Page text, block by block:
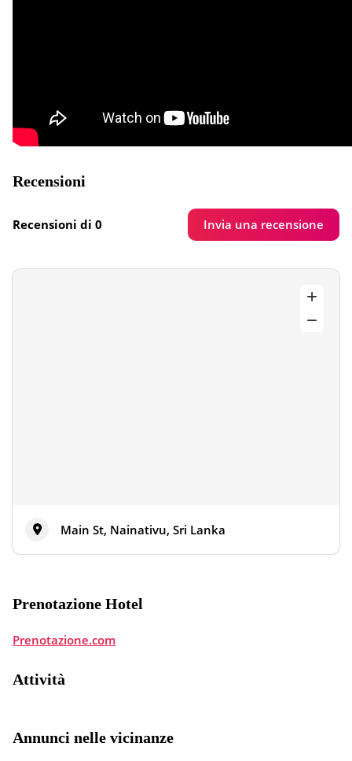
Recensioni
Recensioni di 0 Invia una recensione
Main St, Nainativu, Sri Lanka
Prenotazione Hotel
Prenotazione.com
Attività
Annunci nelle vicinanze